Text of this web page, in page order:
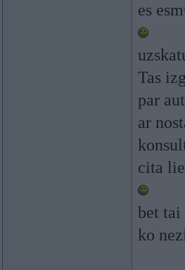
es
Tas
par
ar
cita
bet
ko